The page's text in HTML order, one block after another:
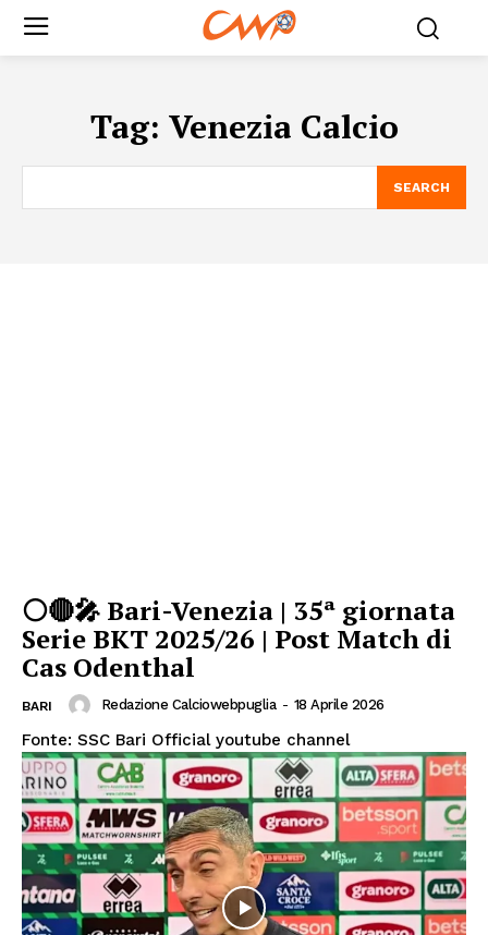
Tag: Venezia Calcio
SEARCH
⚪🔴🎤 Bari-Venezia | 35ª giornata
Serie BKT 2025/26 | Post Match di
Cas Odenthal
BARI Redazione Calciowebpuglia - 18 Aprile 2026
Fonte: SSC Bari Official youtube channel